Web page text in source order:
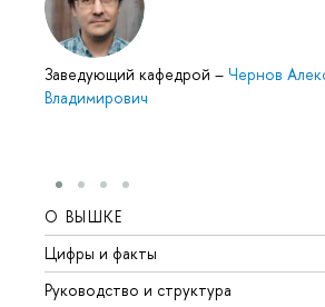
Заведующий кафедрой – Чернов
Владимирович
О ВЫШКЕ
Цифры и факты
Руководство и структура